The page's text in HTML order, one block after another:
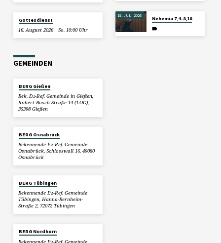
Gottesdienst
16. August 2026
So. 10:00 Uhr
19. JULI 2026
Nehemia 7,4–8,18
GEMEINDEN
BERG Gießen
Bek. Ev.-Ref. Gemeinde in Gießen,
Robert-Bosch-Straße 14 (1.OG),
35398 Gießen
BERG Osnabrück
Bekennende Ev.-Ref. Gemeinde
Osnabrück, Schlosswall 16, 49080
Osnabrück
BERG Tübingen
Bekennende Ev.-Ref. Gemeinde
Tübingen, Hanna-Bernheim-
Straße 2, 72072 Tübingen
BERG Nordhorn
Bekennende Ev.-Ref. Gemeinde